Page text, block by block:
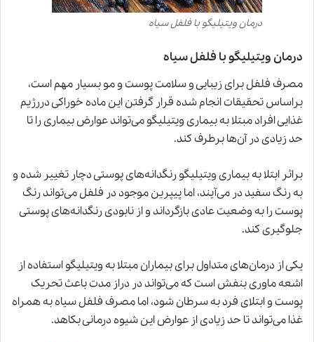
درمان ویتیلیگو با فلفل سیاه
درمان ویتیلیگو با فلفل سیاه
مصرف فلفل برای زیبایی و سلامت پوست و مو بسیار مهم است،
براساس تحقیقات انجام شده قرار گرفتن این ماده خوراکی دررژیم
غذایی افراد مبتلا به بیماری ویتیلیگو می‌تواند عوارض بیماری را تا
حد زیادی در آن‌ها برطرف کند.
براثر ابتلا به بیماریویتیلیگورنگدانه‌های پوستی دچار تغییر شده و
به رنگ سفید در می‌آیند، اما پیپرین موجود در فلفل می‌تواند رنگ
پوست را به وضعیت عادی بازگرداند و از نابودی رنگدانه‌های پوستی
جلوگیری کند.
یکی از درمان‌های متداول برای بیماران مبتلا به ویتیلیگو استفاده از
اشعه ماوری بنفش است که می‌تواند در دراز مدت باعث تحریک
پوست و ابتلای فرد به سرطان شود، اما مصرف فلفل سیاه به همراه
غذا می‌تواند تا حد زیادی از عوارض این شیوه درمانی بکاهد.